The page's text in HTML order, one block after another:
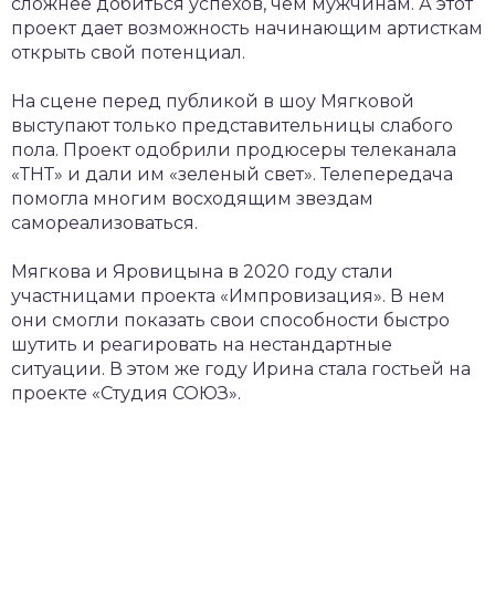
проект дает возможность начинающим артисткам
открыть свой потенциал.
На сцене перед публикой в шоу Мягковой
выступают только представительницы слабого
пола. Проект одобрили продюсеры телеканала
«ТНТ» и дали им «зеленый свет». Телепередача
помогла многим восходящим звездам
самореализоваться.
Мягкова и Яровицына в 2020 году стали
участницами проекта «Импровизация». В нем
они смогли показать свои способности быстро
шутить и реагировать на нестандартные
ситуации. В этом же году Ирина стала гостьей на
проекте «Студия СОЮЗ».